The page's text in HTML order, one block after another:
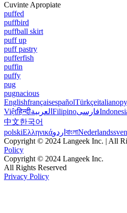
Cuvinte Apropiate
puffed
puffbird
puffball skirt
puff up
puff pastry
pufferfish
puffin
puffy
pug
pugnacious
EnglishfrançaisespañolTürkçeitaliano
Việtहिन्दीالعربية Filipinoفارسی
中文한국어
polskiΕλληνικάاردو বাংলাNederlands
Copyright © 2024 Langeek Inc. | All
Policy
Copyright © 2024 Langeek Inc.
All Rights Reserved
Privacy Policy